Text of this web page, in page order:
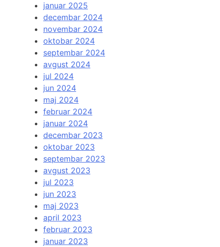
januar 2025
decembar 2024
novembar 2024
oktobar 2024
septembar 2024
avgust 2024
jul 2024
jun 2024
maj 2024
februar 2024
januar 2024
decembar 2023
oktobar 2023
septembar 2023
avgust 2023
jul 2023
jun 2023
maj 2023
april 2023
februar 2023
januar 2023